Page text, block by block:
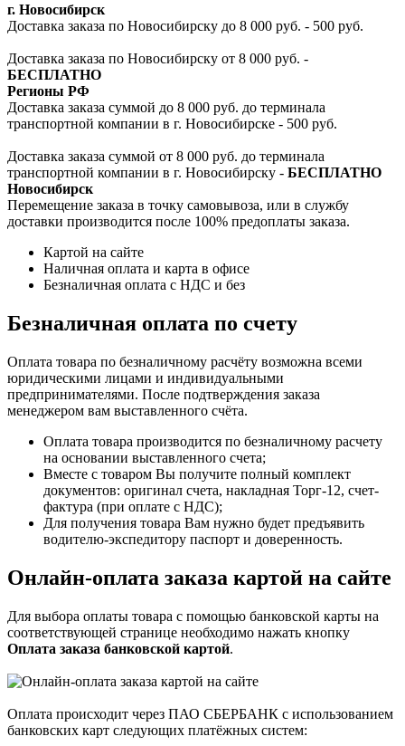
г. Новосибирск
Доставка заказа по Новосибирску до 8 000 руб. - 500 руб.
Доставка заказа по Новосибирску от 8 000 руб. -
БЕСПЛАТНО
Регионы РФ
Доставка заказа суммой до 8 000 руб. до терминала
транспортной компании в г. Новосибирске - 500 руб.
Доставка заказа суммой от 8 000 руб. до терминала
транспортной компании в г. Новосибирску - БЕСПЛАТНО
Новосибирск
Перемещение заказа в точку самовывоза, или в службу
доставки производится после 100% предоплаты заказа.
Картой на сайте
Наличная оплата и карта в офисе
Безналичная оплата с НДС и без
Безналичная оплата по счету
Оплата товара по безналичному расчёту возможна всеми
юридическими лицами и индивидуальными
предпринимателями. После подтверждения заказа
менеджером вам выставленного счёта.
Оплата товара производится по безналичному расчету
на основании выставленного счета;
Вместе с товаром Вы получите полный комплект
документов: оригинал счета, накладная Торг-12, счет-
фактура (при оплате с НДС);
Для получения товара Вам нужно будет предъявить
водителю-экспедитору паспорт и доверенность.
Онлайн-оплата заказа картой на сайте
Для выбора оплаты товара с помощью банковской карты на
соответствующей странице необходимо нажать кнопку
Оплата заказа банковской картой.
Оплата происходит через ПАО СБЕРБАНК с использованием
банковских карт следующих платёжных систем: